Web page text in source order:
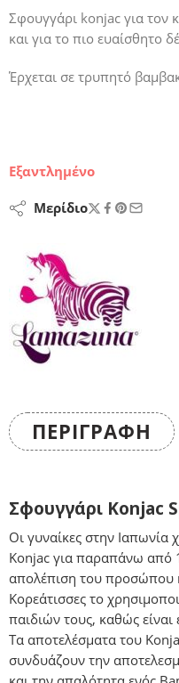
Σφουγγάρι konjac για
και για το πιο ευαίσθητο
Έρχεται σε τρυπητό
Εξαντλημένο
Μερίδιο
ΠΕΡΙΓΡΑΦΉ
Σφουγγάρι Konjac
Οι γυναίκες στην
Konjac για παραπάνω από
απολέπιση του προσώπου
Κορεάτισσες το
παιδιών τους, καθώς
Τα αποτελέσματα του
συνδυάζουν την